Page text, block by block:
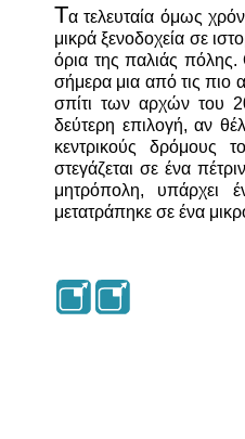
Τα τελευταία όμως
μικρά ξενοδοχεία σε
όρια της παλιάς
σήμερα μια από τις πιο
σπίτι των αρχών του
δεύτερη επιλογή, αν
κεντρικούς δρόμους
στεγάζεται σε ένα
μητρόπολη, υπάρχει
μετατράπηκε σε ένα